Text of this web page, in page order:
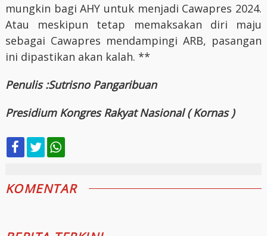
mungkin bagi AHY untuk menjadi Cawapres 2024.
Atau meskipun tetap memaksakan diri maju
sebagai Cawapres mendampingi ARB, pasangan
ini dipastikan akan kalah. **
Penulis :Sutrisno Pangaribuan
Presidium Kongres Rakyat Nasional ( Kornas )
KOMENTAR